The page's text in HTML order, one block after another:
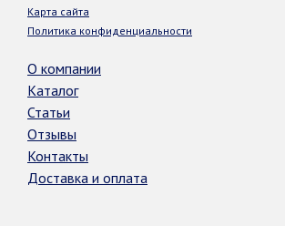
Карта сайта
Политика конфиденциальности
О компании
Каталог
Статьи
Отзывы
Контакты
Доставка и оплата